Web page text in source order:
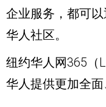
企业服务，都可
华人社区。
纽约华人网365（
华人提供更加全面